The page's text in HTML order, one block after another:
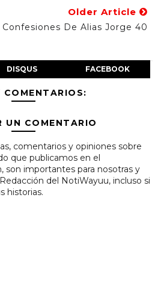
Older Article
Confesiones De Alias Jorge 40
DISQUS FACEBOOK
COMENTARIOS:
UN COMENTARIO
comentarios y opiniones sobre
que publicamos en el
son importantes para nosotras y
del NotiWayuu, incluso si
historias.